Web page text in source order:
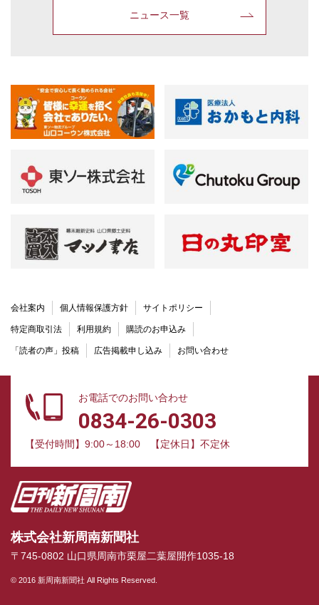
ニュース一覧
会社案内 個人情報保護方針 サイトポリシー
特定商取引法 利用規約 購読のお申込み
「読者の声」投稿 広告掲載申し込み お問い合わせ
お電話でのお問い合わせ
0834-26-0303
【受付時間】9:00～18:00 【定休日】不定休
株式会社新周南新聞社
〒745-0802 山口県周南市栗屋二葉屋開作1035-18
© 2016 新周南新聞社 All Rights Reserved.